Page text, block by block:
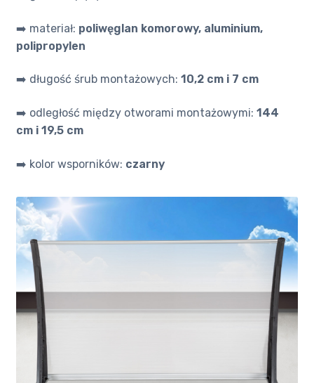
➡️ materiał: poliwęglan komorowy, aluminium,
polipropylen
➡️ długość śrub montażowych: 10,2 cm i 7 cm
➡️ odległość między otworami montażowymi: 144
cm i 19,5 cm
➡️ kolor wsporników: czarny